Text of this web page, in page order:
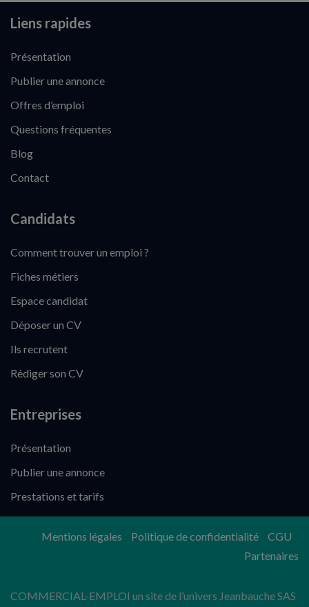
Liens rapides
Présentation
Publier une annonce
Offres d’emploi
Questions fréquentes
Blog
Contact
Candidats
Comment trouver un emploi ?
Fiches métiers
Espace candidat
Déposer un CV
Ils recrutent
Rédiger son CV
Entreprises
Présentation
Publier une annonce
Prestations et tarifs
COMMERCIAL-EMPLOI un site de l’univers Jeanbauche SAS
Mentions légales Politique de confidentialité
CGU
Partenaires